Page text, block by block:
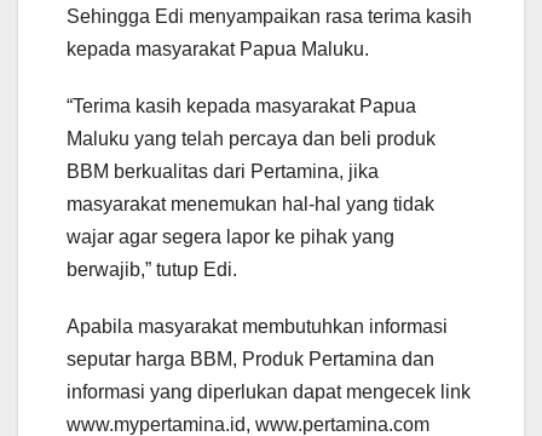
Sehingga Edi menyampaikan rasa terima kasih
kepada masyarakat Papua Maluku.
“Terima kasih kepada masyarakat Papua
Maluku yang telah percaya dan beli produk
BBM berkualitas dari Pertamina, jika
masyarakat menemukan hal-hal yang tidak
wajar agar segera lapor ke pihak yang
berwajib,” tutup Edi.
Apabila masyarakat membutuhkan informasi
seputar harga BBM, Produk Pertamina dan
informasi yang diperlukan dapat mengecek link
www.mypertamina.id, www.pertamina.com